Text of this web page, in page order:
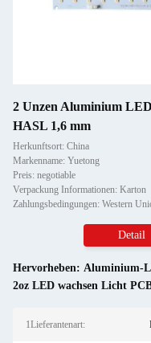
2 Unzen Aluminium
HASL 1,6 mm
Herkunftsort: China
Markenname: Yuetong
Preis: negotiable
Verpackung Informationen: Karton
Zahlungsbedingungen: Western
Detail
Hervorheben: Aluminium-
2oz LED wachsen Licht
1Lieferantenart: